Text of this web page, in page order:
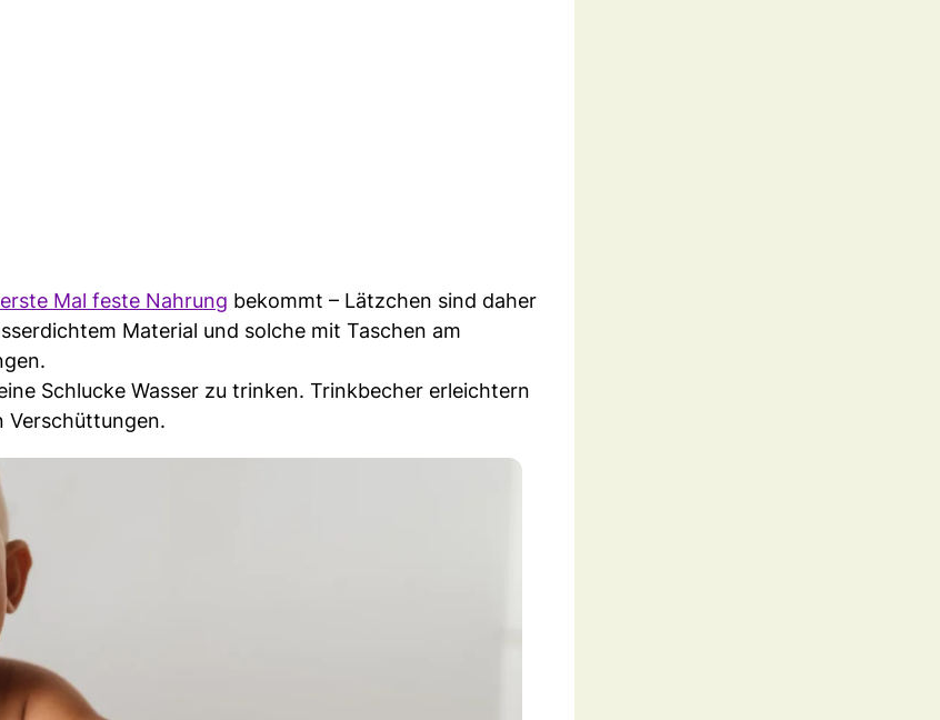
erste Mal feste Nahrung bekommt – Lätzchen sind daher
Material und solche mit Taschen am
Schlucke Wasser zu trinken. Trinkbecher erleichtern
Verschüttungen.